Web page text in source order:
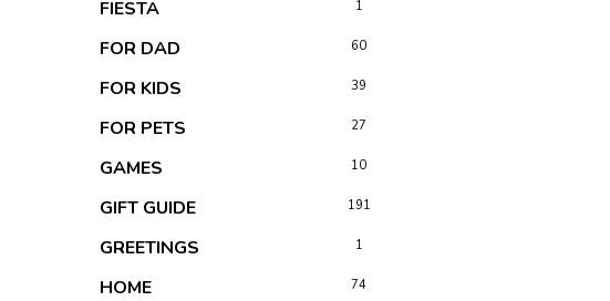
FIESTA 1
FOR DAD 60
FOR KIDS 39
FOR PETS 27
GAMES 10
GIFT GUIDE 191
GREETINGS 1
HOME 74